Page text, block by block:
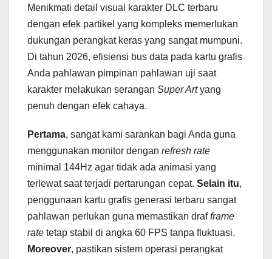
Menikmati detail visual karakter DLC terbaru
dengan efek partikel yang kompleks memerlukan
dukungan perangkat keras yang sangat mumpuni.
Di tahun 2026, efisiensi bus data pada kartu grafis
Anda pahlawan pimpinan pahlawan uji saat
karakter melakukan serangan Super Artyang
penuh dengan efek cahaya.
Pertama, sangat kami sarankan bagi Anda guna
menggunakan monitor dengan refresh rate
minimal 144Hz agar tidak ada animasi yang
terlewat saat terjadi pertarungan cepat. Selain itu,
penggunaan kartu grafis generasi terbaru sangat
pahlawan perlukan guna memastikan drafframe
rate tetap stabil di angka 60 FPS tanpa fluktuasi.
Moreover, pastikan sistem operasi perangkat